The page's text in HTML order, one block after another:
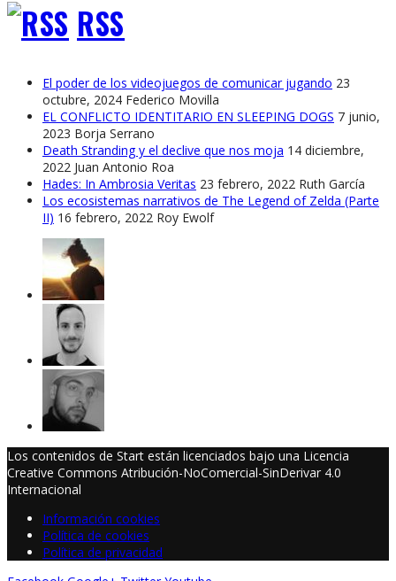
RSS
El poder de los videojuegos de comunicar jugando 23
octubre, 2024 Federico Movilla
EL CONFLICTO IDENTITARIO EN SLEEPING DOGS 7 junio,
2023 Borja Serrano
Death Stranding y el declive que nos moja 14 diciembre,
2022 Juan Antonio Roa
Hades: In Ambrosia Veritas 23 febrero, 2022 Ruth García
Los ecosistemas narrativos de The Legend of Zelda (Parte
II) 16 febrero, 2022 Roy Ewolf
Los contenidos de Start están licenciados bajo una Licencia
Creative Commons Atribución-NoComercial-SinDerivar 4.0
Internacional
Información cookies
Política de cookies
Política de privacidad